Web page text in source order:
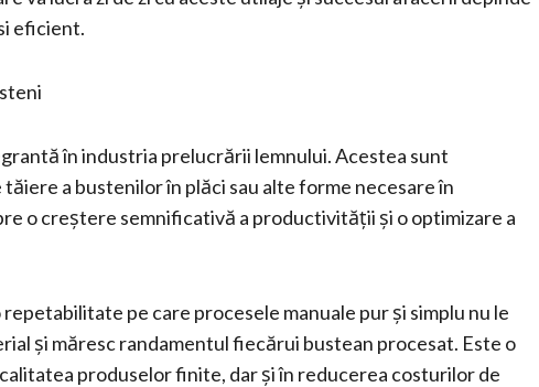
eficient.
în industria prelucrării lemnului. Acestea sunt
a bustenilor în plăci sau alte forme necesare în
o creștere semnificativă a productivității și o optimizare a
pe care procesele manuale pur și simplu nu le
și măresc randamentul fiecărui bustean procesat. Este o
produselor finite, dar și în reducerea costurilor de